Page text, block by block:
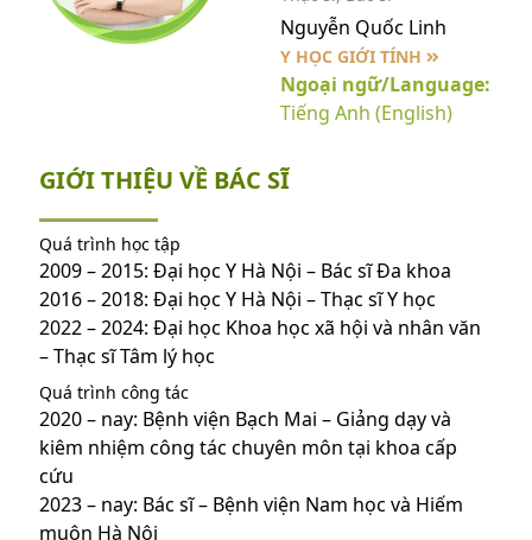
Nguyễn Quốc Linh
Y HỌC GIỚI TÍNH
Ngoại ngữ/Language:
Tiếng Anh (English)
GIỚI THIỆU VỀ BÁC SĨ
Quá trình học tập
2009 – 2015: Đại học Y Hà Nội – Bác sĩ Đa khoa
2016 – 2018: Đại học Y Hà Nội – Thạc sĩ Y học
2022 – 2024: Đại học Khoa học xã hội và nhân văn
– Thạc sĩ Tâm lý học
Quá trình công tác
2020 – nay: Bệnh viện Bạch Mai – Giảng dạy và
kiêm nhiệm công tác chuyên môn tại khoa cấp
cứu
2023 – nay: Bác sĩ – Bệnh viện Nam học và Hiếm
muộn Hà Nội